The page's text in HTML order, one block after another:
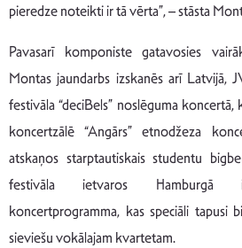
pieredze noteikti ir tā vērta”, – stāsta
Pavasarī komponiste gatavosies
Montas jaundarbs izskanēs arī Latvijā,
festivāla “deciBels” noslēguma
koncertzālē “Angārs” etnodžeza
atskaņos starptautiskais studentu
festivāla ietvaros Hamburgā
koncertprogramma, kas speciāli tapusi
sieviešu vokālajam kvartetam.